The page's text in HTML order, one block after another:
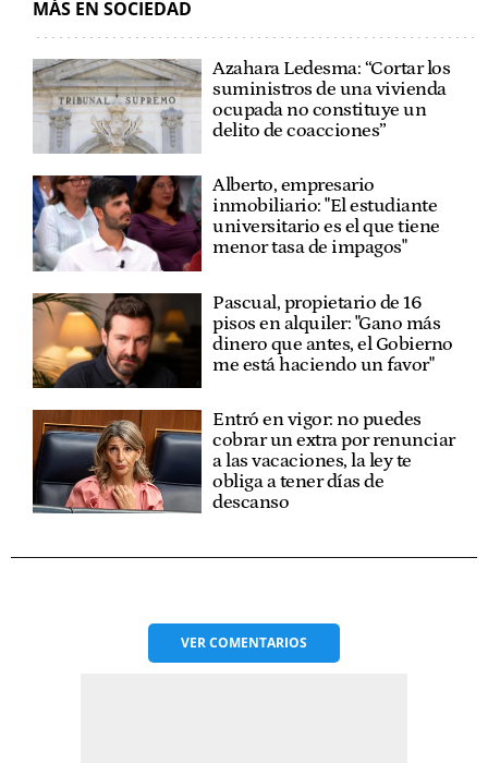
MÁS EN SOCIEDAD
Azahara Ledesma: “Cortar los
suministros de una vivienda
ocupada no constituye un
delito de coacciones”
Alberto, empresario
inmobiliario: "El estudiante
universitario es el que tiene
menor tasa de impagos"
Pascual, propietario de 16
pisos en alquiler: "Gano más
dinero que antes, el Gobierno
me está haciendo un favor"
Entró en vigor: no puedes
cobrar un extra por renunciar
a las vacaciones, la ley te
obliga a tener días de
descanso
VERCOMENTARIOS